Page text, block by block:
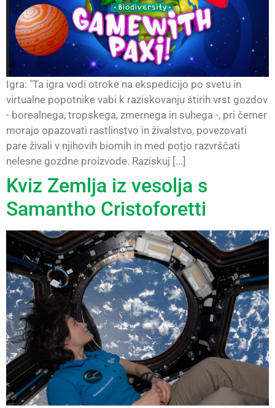
Igra: "Ta igra vodi otroke na ekspedicijo po svetu in
virtualne popotnike vabi k raziskovanju štirih vrst gozdov
- borealnega, tropskega, zmernega in suhega -, pri čemer
morajo opazovati rastlinstvo in živalstvo, povezovati
pare živali v njihovih biomih in med potjo razvrščati
nelesne gozdne proizvode. Raziskuj [...]
Kviz Zemlja iz vesolja s
Samantho Cristoforetti